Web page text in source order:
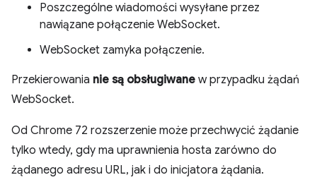
Poszczególne wiadomości wysyłane przez
nawiązane połączenie WebSocket.
WebSocket zamyka połączenie.
Przekierowania nie są obsługiwane w przypadku żądań
WebSocket.
Od Chrome 72 rozszerzenie może przechwycić żądanie
tylko wtedy, gdy ma uprawnienia hosta zarówno do
żądanego adresu URL, jak i do inicjatora żądania.